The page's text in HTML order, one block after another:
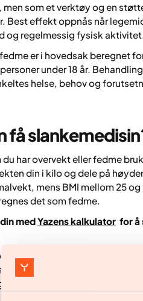
men som et verktøy og en
Best effekt oppnås når
og regelmessig fysisk aktivitet.
er i hovedsak beregnet
under 18 år.
helse, behov og
få
du har overvekt eller fedme
din i kilo og dele på
mens BMI mellom 25
det som fedme.
medYazens kalkulator for å
å huske at BMI ikke alltid
– altså hvor stor andel
andre mål, som midjemål